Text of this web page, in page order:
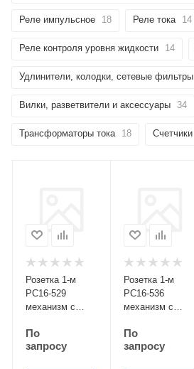
Реле импульсное 18 Реле тока 14
Реле контроля уровня жидкости 14
Удлинители, колодки, сетевые фильтры
Вилки, разветвители и аксессуары 34
Трансформаторы тока 18 Счетчики
Розетка 1-м
РС16-529
механизм с
шторками
серебро Без
По
запросу
Розетка 1-м
РС16-536
механизм с
крышкой с защ.
шторк. графит
По
запросу